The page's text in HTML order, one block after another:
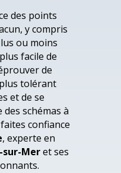
des points
y compris
ou moins
facile de
de
plus tolérant
et de se
schémas à
confiance
, experte en
sur-Meret ses